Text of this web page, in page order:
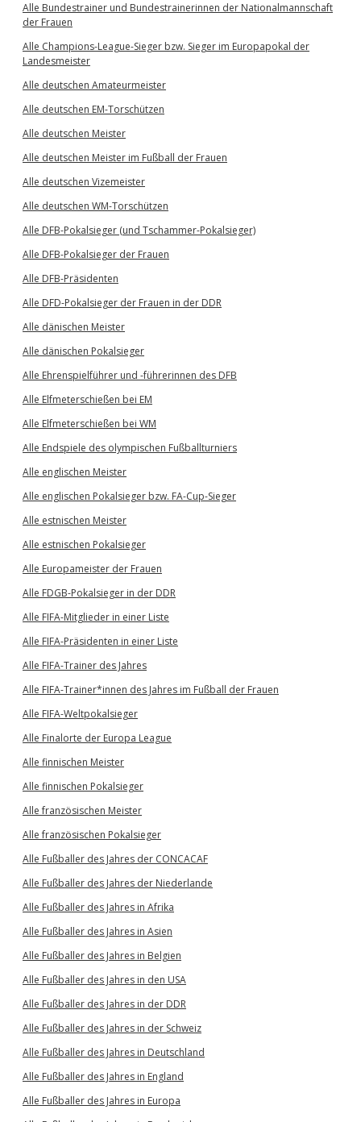
Alle Bundestrainer und Bundestrainerinnen der Nationalmannschaft
der Frauen
Alle Champions-League-Sieger bzw. Sieger im Europapokal der
Landesmeister
Alle deutschen Amateurmeister
Alle deutschen EM-Torschützen
Alle deutschen Meister
Alle deutschen Meister im Fußball der Frauen
Alle deutschen Vizemeister
Alle deutschen WM-Torschützen
Alle DFB-Pokalsieger (und Tschammer-Pokalsieger)
Alle DFB-Pokalsieger der Frauen
Alle DFB-Präsidenten
Alle DFD-Pokalsieger der Frauen in der DDR
Alle dänischen Meister
Alle dänischen Pokalsieger
Alle Ehrenspielführer und -führerinnen des DFB
Alle Elfmeterschießen bei EM
Alle Elfmeterschießen bei WM
Alle Endspiele des olympischen Fußballturniers
Alle englischen Meister
Alle englischen Pokalsieger bzw. FA-Cup-Sieger
Alle estnischen Meister
Alle estnischen Pokalsieger
Alle Europameister der Frauen
Alle FDGB-Pokalsieger in der DDR
Alle FIFA-Mitglieder in einer Liste
Alle FIFA-Präsidenten in einer Liste
Alle FIFA-Trainer des Jahres
Alle FIFA-Trainer*innen des Jahres im Fußball der Frauen
Alle FIFA-Weltpokalsieger
Alle Finalorte der Europa League
Alle finnischen Meister
Alle finnischen Pokalsieger
Alle französischen Meister
Alle französischen Pokalsieger
Alle Fußballer des Jahres der CONCACAF
Alle Fußballer des Jahres der Niederlande
Alle Fußballer des Jahres in Afrika
Alle Fußballer des Jahres in Asien
Alle Fußballer des Jahres in Belgien
Alle Fußballer des Jahres in den USA
Alle Fußballer des Jahres in der DDR
Alle Fußballer des Jahres in der Schweiz
Alle Fußballer des Jahres in Deutschland
Alle Fußballer des Jahres in England
Alle Fußballer des Jahres in Europa